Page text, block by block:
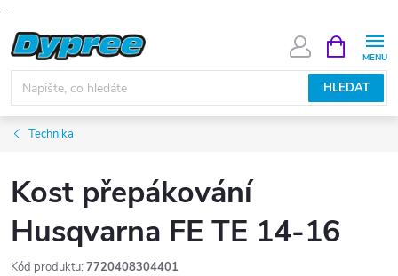
--
Přejít
na
obsah
HLEDAT
NÁKUPNÍ
KOŠÍK
Technika
Kost přepákování
Husqvarna FE TE 14-16
Kód produktu: 7720408304401